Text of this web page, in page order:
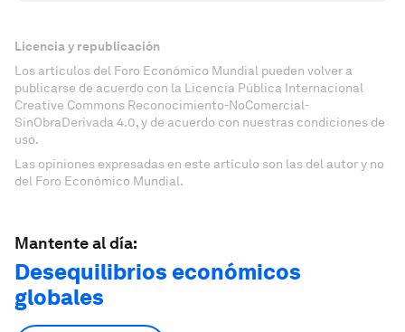
Licencia y republicación
Los artículos del Foro Económico Mundial pueden volver a
publicarse de acuerdo con la Licencia Pública Internacional
Creative Commons Reconocimiento-NoComercial-
SinObraDerivada 4.0, y de acuerdo con nuestras condiciones de
uso.
Las opiniones expresadas en este artículo son las del autor y no
del Foro Económico Mundial.
Mantente al día:
Desequilibrios económicos
globales